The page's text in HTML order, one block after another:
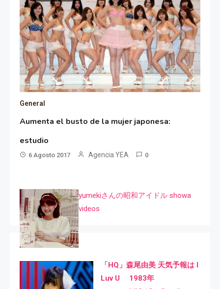
General
Aumenta el busto de la mujer japonesa:
estudio
6 Agosto 2017 Agencia YEA 0
yumekiさんの昭和アイドル showa
videos
「HQ」森尾由美 天気予報は I
Luv U 1983年